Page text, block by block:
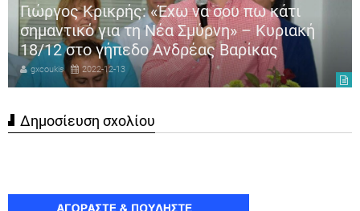
Γιώργος Κρικρής: «Έχω να σου πω κάτι
σημαντικό για τη Νέα Σμύρνη» – Κυριακή
18/12 στο γήπεδο Ανδρέας Βαρίκας
gxcoukis 2022-12-13
Δημοσίευση σχολίου